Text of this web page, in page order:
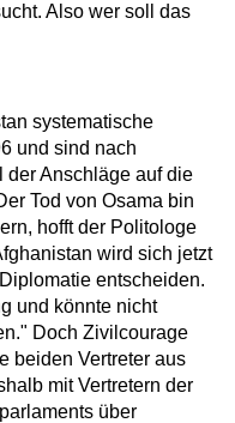
Also wer soll das
systematische
und sind nach
der Anschläge auf die
Tod von Osama bin
hofft der Politologe
wird sich jetzt
entscheiden.
und könnte nicht
Doch Zivilcourage
beiden Vertreter aus
mit Vertretern der
über